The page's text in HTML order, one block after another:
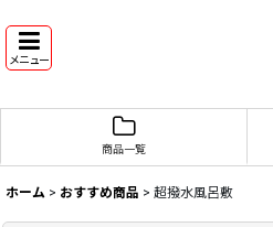
メニュー
商品一覧
ホーム > おすすめ商品 > 超撥水風呂敷